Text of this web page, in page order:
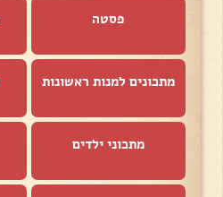
פסטה
מתכונים למנות ראשונות
מתכוני ילדים